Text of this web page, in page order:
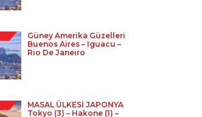
Güney Amerika Güzelleri
Buenos Aires – Iguacu –
Rio De Janeiro
MASAL ÜLKESİ JAPONYA
Tokyo (3) – Hakone (1) –